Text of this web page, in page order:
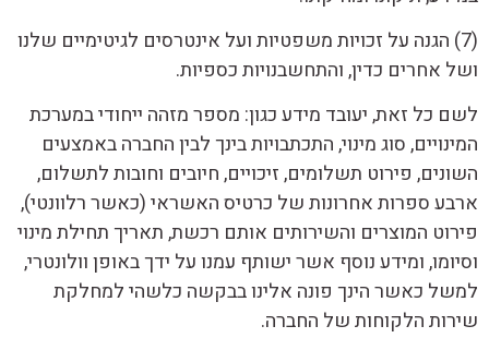
(7) הגנה על זכויות משפטיות ועל אינטרסים לגיטימיים שלנו
ושל אחרים כדין, והתחשבנויות כספיות.
לשם כל זאת, יעובד מידע כגון: מספר מזהה ייחודי במערכת
המינויים, סוג מינוי, התכתבויות בינך לבין החברה באמצעים
השונים, פירוט תשלומים, זיכויים, חיובים וחובות לתשלום,
ארבע ספרות אחרונות של כרטיס האשראי (כאשר רלוונטי),
פירוט המוצרים והשירותים אותם רכשת, תאריך תחילת מינוי
וסיומו, ומידע נוסף אשר ישותף עמנו על ידך באופן וולונטרי,
למשל כאשר הינך פונה אלינו בבקשה כלשהי למחלקת
שירות הלקוחות של החברה.